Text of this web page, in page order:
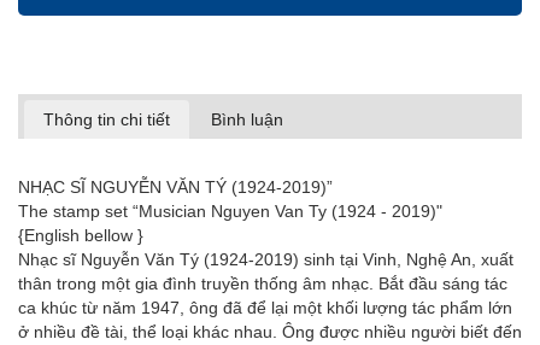
Thông tin chi tiết Bình luận
NHẠC SĨ NGUYỄN VĂN TÝ (1924-2019)”
The stamp set “Musician Nguyen Van Ty (1924 - 2019)"
{English bellow }
Nhạc sĩ Nguyễn Văn Tý (1924-2019) sinh tại Vinh, Nghệ An, xuất
thân trong một gia đình truyền thống âm nhạc. Bắt đầu sáng tác
ca khúc từ năm 1947, ông đã để lại một khối lượng tác phẩm lớn
ở nhiều đề tài, thể loại khác nhau. Ông được nhiều người biết đến